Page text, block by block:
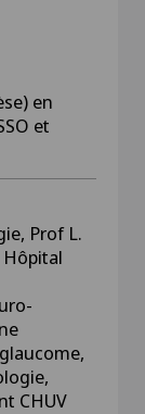
en
et
Prof L.
Hôpital
CHUV